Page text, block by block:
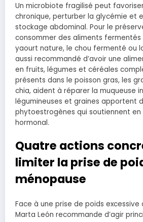
Un microbiote fragilisé peut
chronique, perturber la glycémie et
stockage abdominal. Pour le
consommer des aliments fermentés
yaourt nature, le chou fermenté ou
aussi recommandé d’avoir une
en fruits, légumes et céréales
présents dans le poisson gras, les
chia, aident à réparer la muqueuse
légumineuses et graines apportent
phytoestrogènes qui soutiennent en
hormonal.
Quatre actions
limiter la prise de
ménopause
Face à une prise de poids excessive
Marta León recommande d’agir